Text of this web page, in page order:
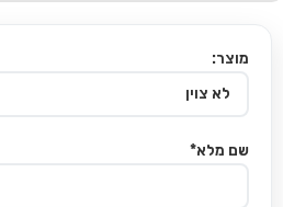
מוצר:
שם מלא*